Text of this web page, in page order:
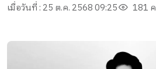
เมื่อวันที่ : 25 ต.ค. 2568 09:25 181